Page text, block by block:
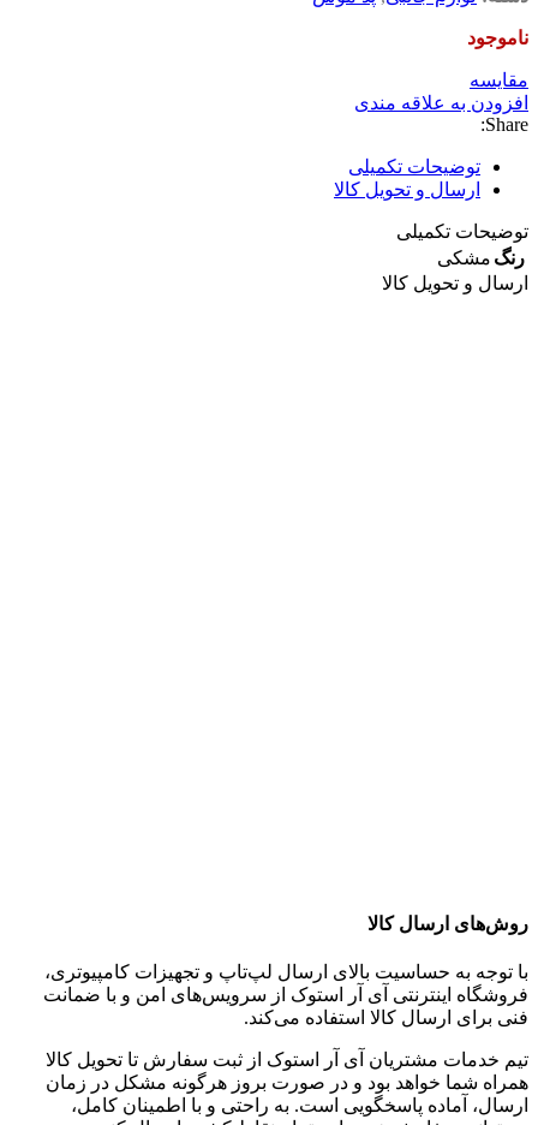
ناموجود
مقايسه
افزودن به علاقه مندی
Share:
توضیحات تکمیلی
ارسال و تحویل کالا
توضیحات تکمیلی
رنگ مشکی
ارسال و تحویل کالا
روش‌های ارسال کالا
با توجه به حساسیت بالای ارسال لپ‌تاپ و تجهیزات کامپیوتری،
فروشگاه اینترنتی آی آر استوک از سرویس‌های امن و با ضمانت
فنی برای ارسال کالا استفاده می‌کند.
تیم خدمات مشتریان آی آر استوک از ثبت سفارش تا تحویل کالا
همراه شما خواهد بود و در صورت بروز هرگونه مشکل در زمان
ارسال، آماده پاسخگویی است. به راحتی و با اطمینان کامل،